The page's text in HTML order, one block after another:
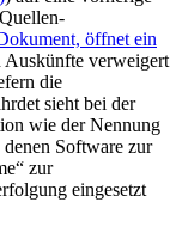
öffnet ein
Auskünfte verweigert
die
sieht bei der
wie der Nennung
Software zur
zur
eingesetzt